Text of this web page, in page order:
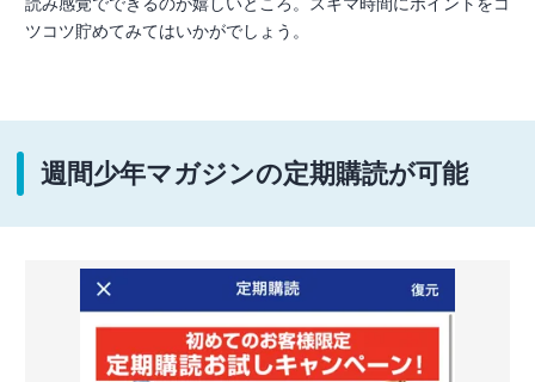
ツコツ貯めてみてはいかがでしょう。
週間少年マガジンの定期購読が可能